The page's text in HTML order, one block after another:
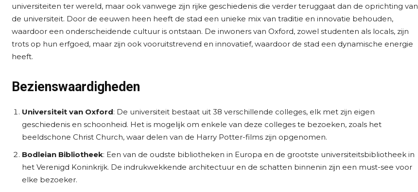
universiteiten ter wereld, maar ook vanwege zijn rijke geschiedenis die verder teruggaat dan de oprichting van
de universiteit. Door de eeuwen heen heeft de stad een unieke mix van traditie en innovatie behouden,
waardoor een onderscheidende cultuur is ontstaan. De inwoners van Oxford, zowel studenten als locals, zijn
trots op hun erfgoed, maar zijn ook vooruitstrevend en innovatief, waardoor de stad een dynamische energie
heeft.
Bezienswaardigheden
Universiteit van Oxford: De universiteit bestaat uit 38 verschillende colleges, elk met zijn eigen
geschiedenis en schoonheid. Het is mogelijk om enkele van deze colleges te bezoeken, zoals het
beeldschone Christ Church, waar delen van de Harry Potter-films zijn opgenomen.
Bodleian Bibliotheek: Een van de oudste bibliotheken in Europa en de grootste universiteitsbibliotheek in
het Verenigd Koninkrijk. De indrukwekkende architectuur en de schatten binnenin zijn een must-see voor
elke bezoeker.